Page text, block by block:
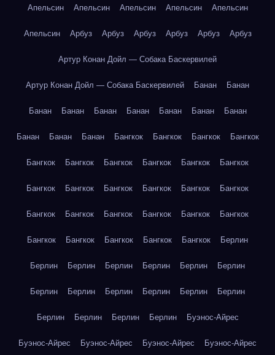
Апельсин Апельсин Апельсин Апельсин Апельсин
Апельсин Арбуз Арбуз Арбуз Арбуз Арбуз Арбуз
Артур Конан Дойл — Собака Баскервилей
Артур Конан Дойл — Собака Баскервилей Банан Банан
Банан Банан Банан Банан Банан Банан Банан
Банан Банан Банан Бангкок Бангкок Бангкок Бангкок
Бангкок Бангкок Бангкок Бангкок Бангкок Бангкок
Бангкок Бангкок Бангкок Бангкок Бангкок Бангкок
Бангкок Бангкок Бангкок Бангкок Бангкок Бангкок
Бангкок Бангкок Бангкок Бангкок Бангкок Берлин
Берлин Берлин Берлин Берлин Берлин Берлин
Берлин Берлин Берлин Берлин Берлин Берлин
Берлин Берлин Берлин Берлин Буэнос-Айрес
Буэнос-Айрес Буэнос-Айрес Буэнос-Айрес Буэнос-Айрес